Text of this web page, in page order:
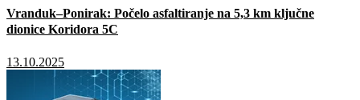
Vranduk–Ponirak: Počelo asfaltiranje na 5,3 km ključne
dionice Koridora 5C
13.10.2025